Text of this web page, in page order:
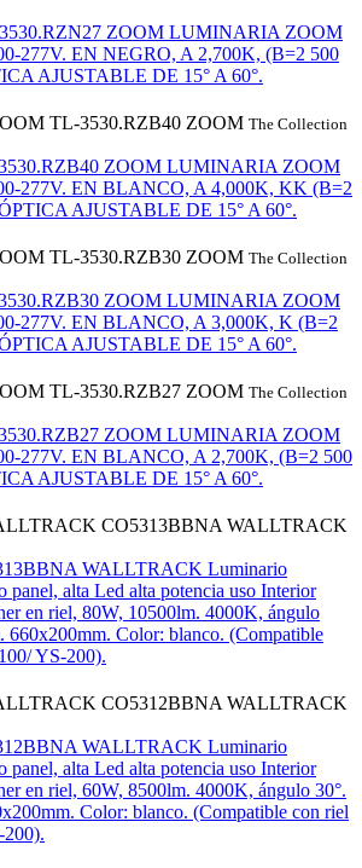
ZOOM LUMINARIA ZOOM
277V. EN NEGRO, A 2,700K, (B=2 500
AJUSTABLE DE 15° A 60°.
TL-3530.RZB40 ZOOM The Collection
ZOOM LUMINARIA ZOOM
277V. EN BLANCO, A 4,000K, KK (B=2
AJUSTABLE DE 15° A 60°.
TL-3530.RZB30 ZOOM The Collection
ZOOM LUMINARIA ZOOM
277V. EN BLANCO, A 3,000K, K (B=2
AJUSTABLE DE 15° A 60°.
TL-3530.RZB27 ZOOM The Collection
ZOOM LUMINARIA ZOOM
277V. EN BLANCO, A 2,700K, (B=2 500
AJUSTABLE DE 15° A 60°.
CO5313BBNA WALLTRACK
WALLTRACK Luminario
panel, alta Led alta potencia uso Interior
en riel, 80W, 10500lm. 4000K, ángulo
660x200mm. Color: blanco. (Compatible
YS-200).
CO5312BBNA WALLTRACK
WALLTRACK Luminario
panel, alta Led alta potencia uso Interior
en riel, 60W, 8500lm. 4000K, ángulo 30°.
Color: blanco. (Compatible con riel